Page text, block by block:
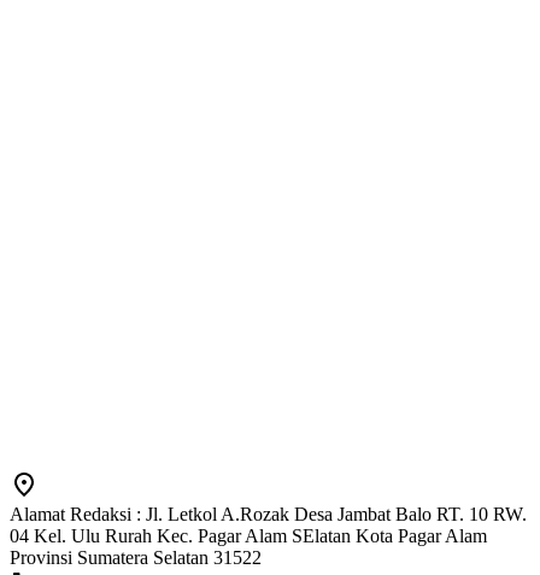
Alamat Redaksi : Jl. Letkol A.Rozak Desa Jambat Balo RT. 10 RW.
04 Kel. Ulu Rurah Kec. Pagar Alam SElatan Kota Pagar Alam
Provinsi Sumatera Selatan 31522